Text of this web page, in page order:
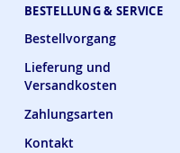
BESTELLUNG & SERVICE
Bestellvorgang
Lieferung und
Versandkosten
Zahlungsarten
Kontakt